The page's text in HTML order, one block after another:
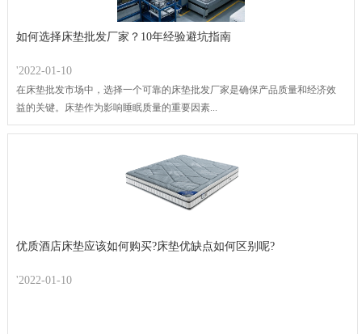
如何选择床垫批发厂家？10年经验避坑指南
'2022-01-10
在床垫批发市场中，选择一个可靠的床垫批发厂家是确保产品质量和经济效
益的关键。床垫作为影响睡眠质量的重要因素...
优质酒店床垫应该如何购买?床垫优缺点如何区别呢?
'2022-01-10